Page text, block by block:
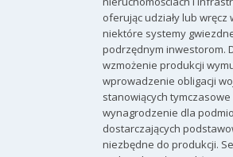
oferując udziały lub wręcz
niektóre systemy
podrzędnym inwestorom.
wzmożenie produkcji
wprowadzenie obligacji
stanowiących tymczasowe
wynagrodzenie dla
dostarczających
niezbędne do produkcji.